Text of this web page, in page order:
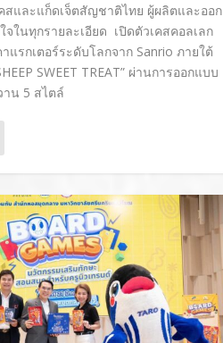
สและแก็ดเจ็ตสัญชาติไทย ผู้ผลิตและออก
จในทุกรายละเอียด เปิดตัวเคสคอลเลก
แรกเตอร์ระดับโลกจาก Sanrio ภายใต้
SWEET TREAT” ผ่านการออกแบบ
น 5 สไตล์